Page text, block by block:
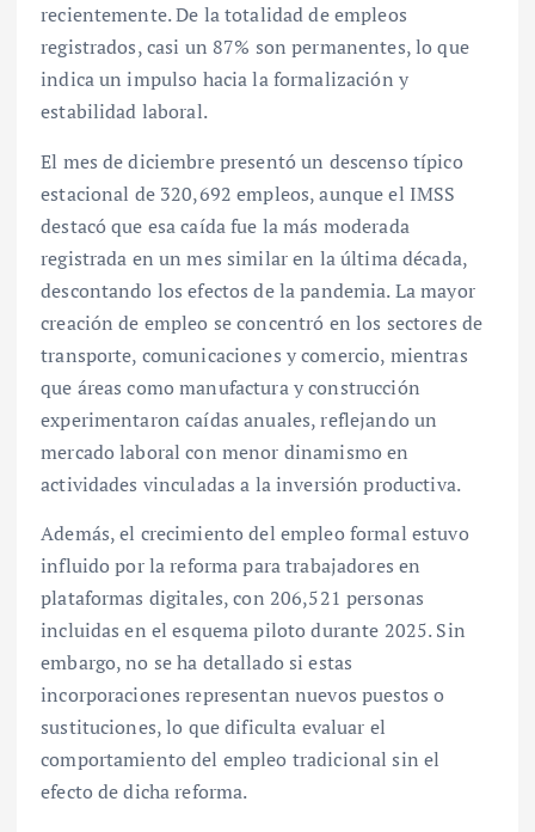
recientemente. De la totalidad de empleos
registrados, casi un 87% son permanentes, lo que
indica un impulso hacia la formalización y
estabilidad laboral.
El mes de diciembre presentó un descenso típico
estacional de 320,692 empleos, aunque el IMSS
destacó que esa caída fue la más moderada
registrada en un mes similar en la última década,
descontando los efectos de la pandemia. La mayor
creación de empleo se concentró en los sectores de
transporte, comunicaciones y comercio, mientras
que áreas como manufactura y construcción
experimentaron caídas anuales, reflejando un
mercado laboral con menor dinamismo en
actividades vinculadas a la inversión productiva.
Además, el crecimiento del empleo formal estuvo
influido por la reforma para trabajadores en
plataformas digitales, con 206,521 personas
incluidas en el esquema piloto durante 2025. Sin
embargo, no se ha detallado si estas
incorporaciones representan nuevos puestos o
sustituciones, lo que dificulta evaluar el
comportamiento del empleo tradicional sin el
efecto de dicha reforma.